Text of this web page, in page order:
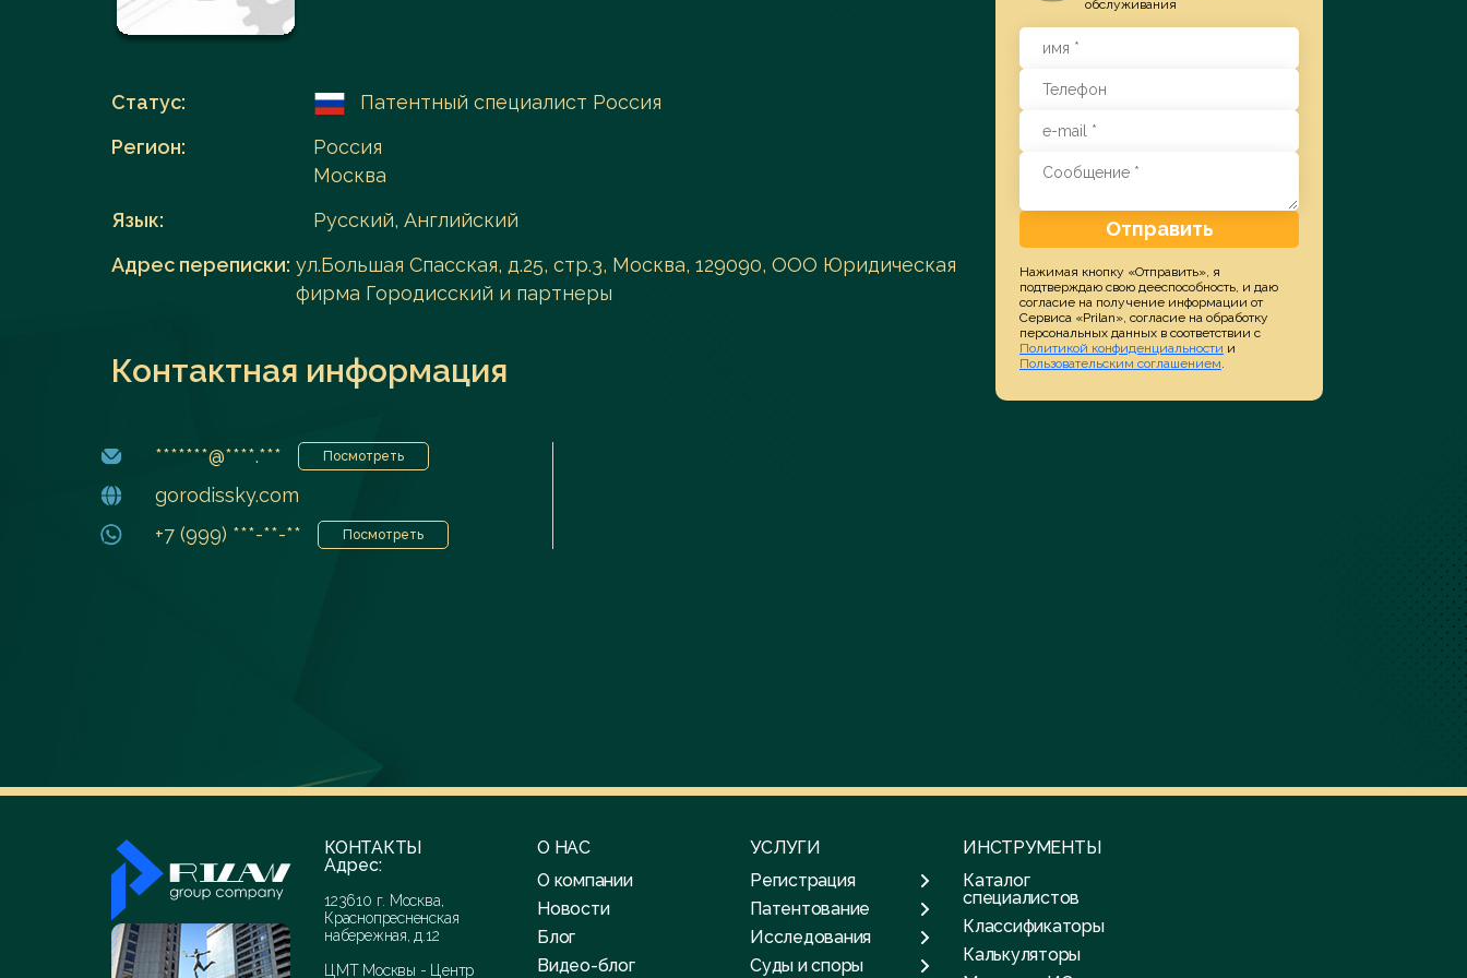
Заказать услугу
Перейти в каталог
Статус:
Патентный специалист Россия
Регион:
Россия
Москва
Язык:
Русский, Английский
Адрес переписки: ул.Большая Спасская, д.25, стр.3, Москва, 129090, ООО Юридическая
фирма Городисский и партнеры
Контактная информация
*******@****.*** Посмотреть
gorodissky.com
+7 (999) ***-**-**
Посмотреть
обслуживания
Отправить
Нажимая кнопку «Отправить», я
подтверждаю свою дееспособность, и даю
согласие на получение информации от
Сервиса «Prilan», согласие на обработку
персональных данных в соответствии с
Политикой конфиденциальности и
Пользовательским соглашением.
КОНТАКТЫ
Адрес:
123610 г. Москва,
Краснопресненская
набережная, д.12
ЦМТ Москвы - Центр
О НАС
О компании
Новости
Блог
Видео-блог
УСЛУГИ
Регистрация
Патентование
Исследования
Суды и споры
ИНСТРУМЕНТЫ
Каталог
специалистов
Классификаторы
Калькуляторы